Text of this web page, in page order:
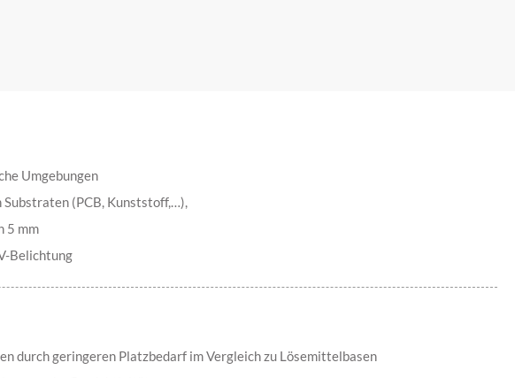
Umgebungen
(PCB, Kunststoff,…),
5 mm
Belichtung
durch geringeren Platzbedarf im Vergleich zu Lösemittelbasen